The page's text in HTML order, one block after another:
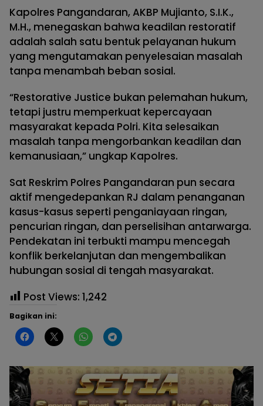
Kapolres Pangandaran, AKBP Mujianto, S.I.K.,
M.H., menegaskan bahwa keadilan restoratif
adalah salah satu bentuk pelayanan hukum
yang mengutamakan penyelesaian masalah
tanpa menambah beban sosial.
“Restorative Justice bukan pelemahan hukum,
tetapi justru memperkuat kepercayaan
masyarakat kepada Polri. Kita selesaikan
masalah tanpa mengorbankan keadilan dan
kemanusiaan,” ungkap Kapolres.
Sat Reskrim Polres Pangandaran pun secara
aktif mengedepankan RJ dalam penanganan
kasus-kasus seperti penganiayaan ringan,
pencurian ringan, dan perselisihan antarwarga.
Pendekatan ini terbukti mampu mencegah
konflik berkelanjutan dan mengembalikan
hubungan sosial di tengah masyarakat.
Post Views: 1,242
Bagikan ini: